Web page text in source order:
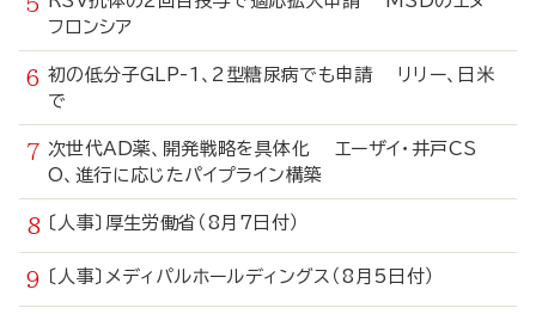
フロンシア
初の低分子GLP-1、2型糖尿病でも申請 リリー、日米
で
次世代AD薬、開発戦略を具体化 エーザイ・井戸CS
O、進行に応じたパイプライン構築
〔人事〕厚生労働省（8月7日付）
〔人事〕メディパルホールディングス（8月5日付）